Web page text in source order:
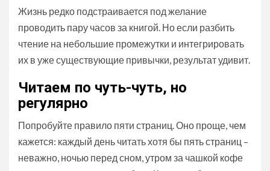
Жизнь редко подстраивается под желание
проводить пару часов за книгой. Но если разбить
чтение на небольшие промежутки и интегрировать
их в уже существующие привычки, результат удивит.
Читаем по чуть-чуть, но
регулярно
Попробуйте правило пяти страниц. Оно проще, чем
кажется: каждый день читать хотя бы пять страниц –
неважно, ночью перед сном, утром за чашкой кофе